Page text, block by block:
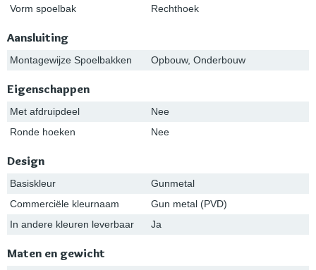
Vorm spoelbak
Rechthoek
Aansluiting
Montagewijze Spoelbakken Opbouw, Onderbouw
Eigenschappen
Met afdruipdeel
Nee
Ronde hoeken
Nee
Design
Basiskleur
Gunmetal
Commerciële kleurnaam
Gun metal (PVD)
In andere kleuren leverbaar
Ja
Maten en gewicht